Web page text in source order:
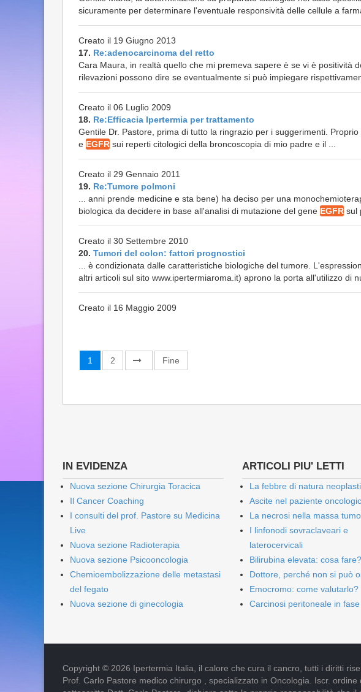
sicuramente per determinare l'eventuale responsività delle cellule a
Creato il 19 Giugno 2013
17. Re:adenocarcinoma del retto
Cara Maura, in realtà quello che mi premeva sapere è se vi è positività
rilevazioni possono dire se eventualmente si può impiegare
Creato il 06 Luglio 2009
18. Re:Efficacia Ipertermia per trattamento
Gentile Dr. Pastore, prima di tutto la ringrazio per i suggerimenti.
e EGFR sui reperti citologici della broncoscopia di mio padre e il ...
Creato il 29 Gennaio 2011
19. Re:Tumore polmoni
... anni prende medicine e sta bene) ha deciso per una
biologica da decidere in base all'analisi di mutazione del gene EGFR sul
Creato il 30 Settembre 2010
20. Tumori del colon: fattori prognostici
... è condizionata dalle caratteristiche biologiche del tumore.
altri articoli sul sito www.ipertermiaroma.it) aprono la porta all'utilizzo di
Creato il 16 Maggio 2009
1 2 Fine
IN EVIDENZA
Nuova sezione Chirurgia Toracica
Il Cancer Coaching
I consulti del prof. Pastore su Medicina
Live
Nuova sezione Radioterapia
Nuova sezione Psicooncologia
Chemioembolizzazione delle metastasi
del fegato
Nuova sezione di ginecologia
ARTICOLI PIU' LETTI
La febbre di natura
Ascite nel paziente
La necrosi nella massa
I linfonodi sovraclaveari e
laterocervicali
Bilirubina elevata: cosa fare?
Dottore, perché non si può
Emocromo: come valutarlo?
Carcinosi peritoneale in
Copyright © 2026 Ipertermia Italia, il calore che cura il cancro, tutti i diritti
Prof. Carlo Pastore medico chirurgo , specializzato in Oncologia. Iscr.